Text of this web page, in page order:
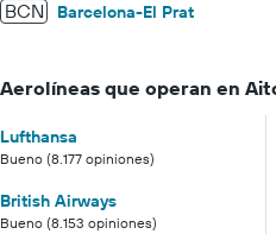
BCN Barcelona-El Prat
Aerolíneas que operan en
Lufthansa
Bueno (8.177 opiniones)
British Airways
Bueno (8.153 opiniones)